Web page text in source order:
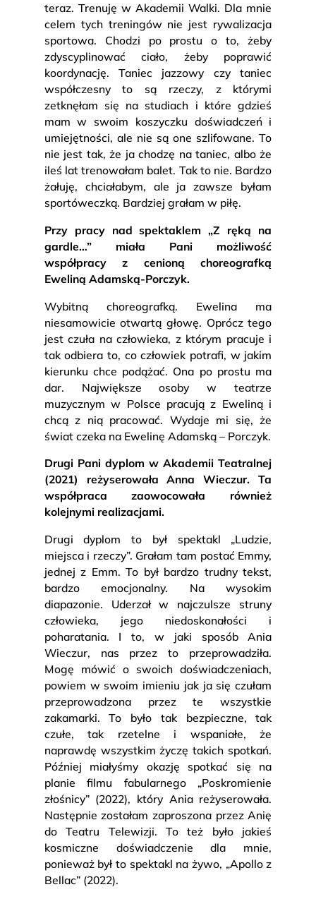
teraz. Trenuję w Akademii Walki. Dla mnie
celem tych treningów nie jest rywalizacja
sportowa. Chodzi po prostu o to, żeby
zdyscyplinować ciało, żeby poprawić
koordynację. Taniec jazzowy czy taniec
współczesny to są rzeczy, z którymi
zetknęłam się na studiach i które gdzieś
mam w swoim koszyczku doświadczeń i
umiejętności, ale nie są one szlifowane. To
nie jest tak, że ja chodzę na taniec, albo że
ileś lat trenowałam balet. Tak to nie. Bardzo
żałuję, chciałabym, ale ja zawsze byłam
sportóweczką. Bardziej grałam w piłę.
Przy pracy nad spektaklem „Z ręką na
gardle…” miała Pani możliwość
współpracy z cenioną choreografką
Eweliną Adamską-Porczyk.
Wybitną choreografką. Ewelina ma
niesamowicie otwartą głowę. Oprócz tego
jest czuła na człowieka, z którym pracuje i
tak odbiera to, co człowiek potrafi, w jakim
kierunku chce podążać. Ona po prostu ma
dar. Największe osoby w teatrze
muzycznym w Polsce pracują z Eweliną i
chcą z nią pracować. Wydaje mi się, że
świat czeka na Ewelinę Adamską – Porczyk.
Drugi Pani dyplom w Akademii Teatralnej
(2021) reżyserowała Anna Wieczur. Ta
współpraca zaowocowała również
kolejnymi realizacjami.
Drugi dyplom to był spektakl „Ludzie,
miejsca i rzeczy”. Grałam tam postać Emmy,
jednej z Emm. To był bardzo trudny tekst,
bardzo emocjonalny. Na wysokim
diapazonie. Uderzał w najczulsze struny
człowieka, jego niedoskonałości i
poharatania. I to, w jaki sposób Ania
Wieczur, nas przez to przeprowadziła.
Mogę mówić o swoich doświadczeniach,
powiem w swoim imieniu jak ja się czułam
przeprowadzona przez te wszystkie
zakamarki. To było tak bezpieczne, tak
czułe, tak rzetelne i wspaniałe, że
naprawdę wszystkim życzę takich spotkań.
Później miałyśmy okazję spotkać się na
planie filmu fabularnego „Poskromienie
złośnicy” (2022), który Ania reżyserowała.
Następnie zostałam zaproszona przez Anię
do Teatru Telewizji. To też było jakieś
kosmiczne doświadczenie dla mnie,
ponieważ był to spektakl na żywo, „Apollo z
Bellac” (2022).